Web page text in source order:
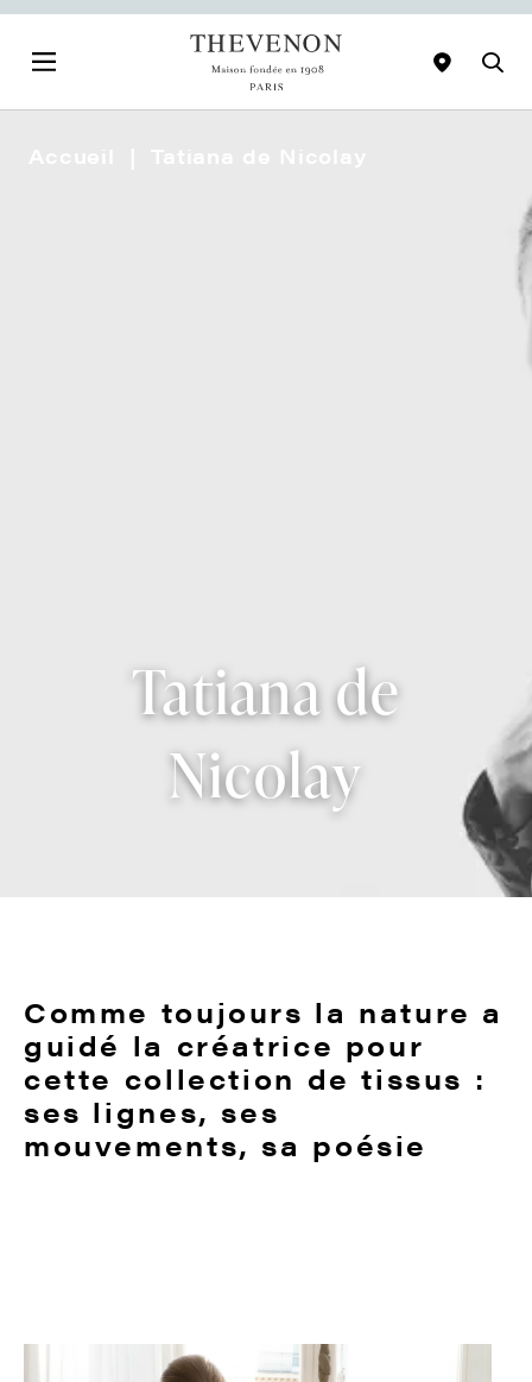
Tatiana de
Nicolay
Comme toujours la nature a
guidé la créatrice pour
cette collection de tissus :
ses lignes, ses
mouvements, sa poésie